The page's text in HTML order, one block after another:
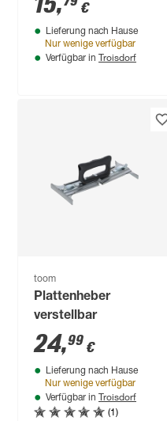
€
Lieferung nach Hause
Nur wenige verfügbar
Verfügbar in Troisdorf
toom
Plattenheber
verstellbar
24,99 €
Lieferung nach Hause
Nur wenige verfügbar
Verfügbar in Troisdorf
(1)